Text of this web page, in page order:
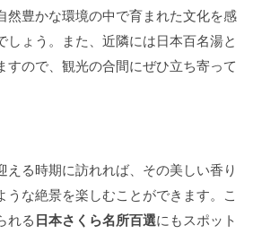
然豊かな環境の中で育まれた文化を感
しょう。また、近隣には日本百名湯と
すので、観光の合間にぜひ立ち寄って
える時期に訪れれば、その美しい香り
うな絶景を楽しむことができます。こ
れる日本さくら名所百選にもスポット